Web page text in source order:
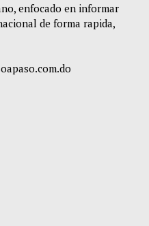
enfocado en informar
de forma rapida,